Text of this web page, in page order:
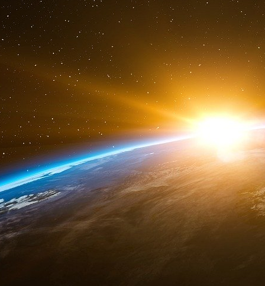
département. Chargée de mission politique
parole et chef de cabinet. Secrétaire
ambassadrice.
Ces expériences ont permis à Toria
large éventail de questions et de régions,
outils de la diplomatie américaine pour
Ce qui rend Toria vraiment exceptionnelle,
battre dans ce en quoi elle croit le plus : la
la capacité durable de l’Amérique à inspirer
entier. Tels étaient les principes qui
rencontrés pour la première fois il y a plus de
a mis en œuvre dans son travail de sous-
intérim - un rôle qu’elle a assumé sans
Au cours des trois dernières années,
domaines, de la gestion de crises